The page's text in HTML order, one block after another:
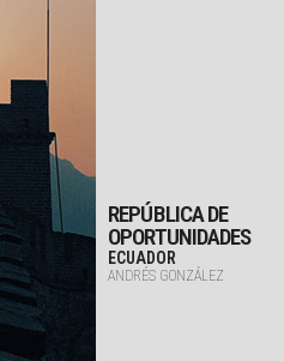
REPÚBLICA DE
OPORTUNIDADES
ECUADOR
ANDRÉS GONZÁLEZ